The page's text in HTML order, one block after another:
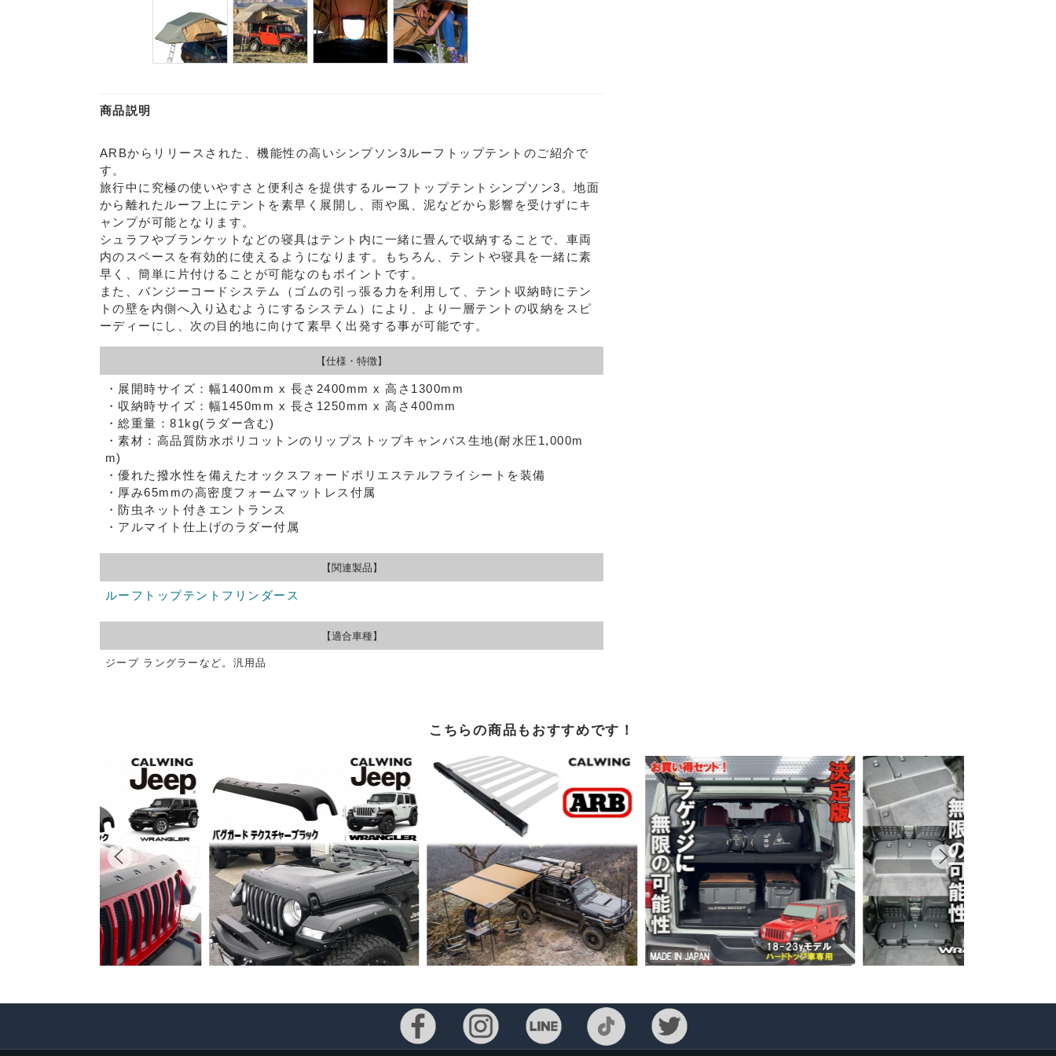
商品説明
ARBからリリースされた、機能性の高いシンプソン3ルーフトップテントのご紹介で
す。
旅行中に究極の使いやすさと便利さを提供するルーフトップテントシンプソン3。地面
から離れたルーフ上にテントを素早く展開し、雨や風、泥などから影響を受けずにキ
ャンプが可能となります。
シュラフやブランケットなどの寝具はテント内に一緒に畳んで収納することで、車両
内のスペースを有効的に使えるようになります。もちろん、テントや寝具を一緒に素
早く、簡単に片付けることが可能なのもポイントです。
また、バンジーコードシステム（ゴムの引っ張る力を利用して、テント収納時にテン
トの壁を内側へ入り込むようにするシステム）により、より一層テントの収納をスピ
ーディーにし、次の目的地に向けて素早く出発する事が可能です。
【仕様・特徴】
・展開時サイズ：幅1400mm x 長さ2400mm x 高さ1300mm
・収納時サイズ：幅1450mm x 長さ1250mm x 高さ400mm
・総重量：81kg(ラダー含む)
・素材：高品質防水ポリコットンのリップストップキャンバス生地(耐水圧1,000m
m)
・優れた撥水性を備えたオックスフォードポリエステルフライシートを装備
・厚み65mmの高密度フォームマットレス付属
・防虫ネット付きエントランス
・アルマイト仕上げのラダー付属
【関連製品】
ルーフトップテントフリンダース
【適合車種】
ジープ ラングラーなど。汎用品
こちらの商品もおすすめです！